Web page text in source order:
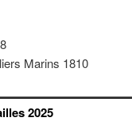
Marins 1810
2025